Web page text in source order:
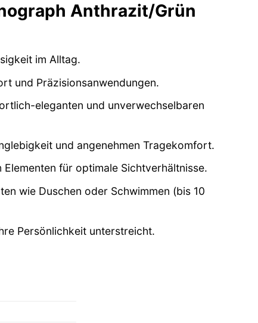
Anthrazit/Grün
im Alltag.
und Präzisionsanwendungen.
eleganten und unverwechselbaren
und angenehmen Tragekomfort.
für optimale Sichtverhältnisse.
wie Duschen oder Schwimmen (bis 10
Persönlichkeit unterstreicht.